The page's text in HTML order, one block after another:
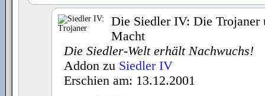
Die Siedler IV: Die Trojaner
Macht
Die Siedler-Welt erhält Nachwuchs!
Addon zu Siedler IV
Erschien am: 13.12.2001